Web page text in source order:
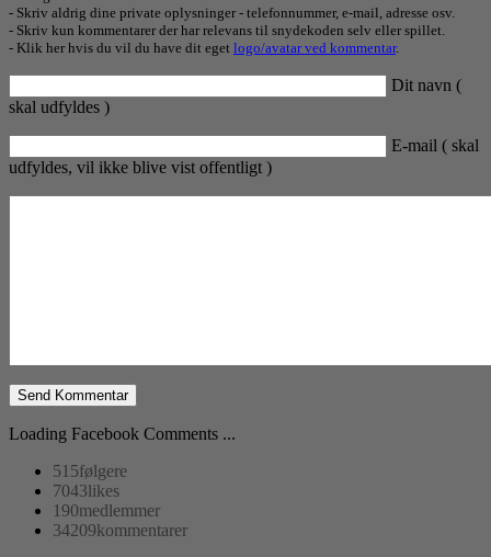
- Skriv aldrig dine private oplysninger - telefonnummer, e-mail, adresse osv.
- Skriv kun kommentarer der har relevans til snydekoden selv eller spillet.
- Klik her hvis du vil du have dit eget logo/avatar ved kommentar.
Dit navn (
skal udfyldes )
E-mail ( skal
udfyldes, vil ikke blive vist offentligt )
Loading Facebook Comments ...
515følgere
7043likes
190medlemmer
34209kommentarer